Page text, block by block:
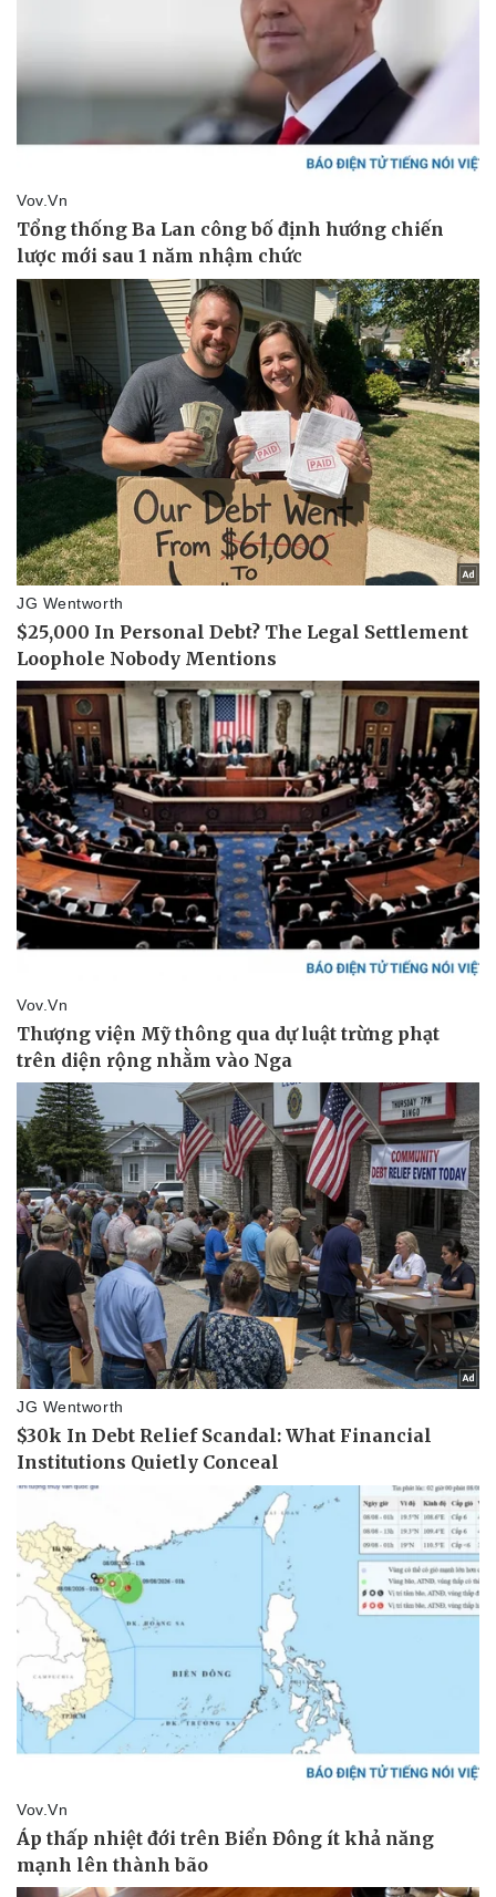
Vụ án
Tư vấn luật
Quân sự - Quốc phòng
Phân tích